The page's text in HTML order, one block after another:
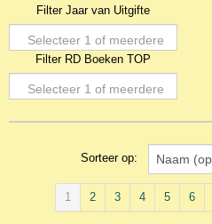
Filter Jaar van Uitgifte
Selecteer 1 of meerdere
opties
Filter RD Boeken TOP
Selecteer 1 of meerdere
Sorteer op:
1 2 3 4 5 6